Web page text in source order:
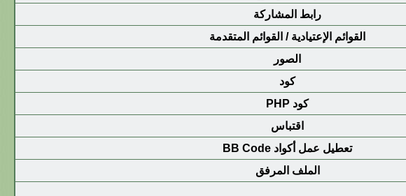
رابط المشاركة
القوائم الإعتيادية / القوائم المتقدمة
الصور
كود
كود PHP
اقتباس
تعطيل عمل أكواد BB Code
الملف المرفق